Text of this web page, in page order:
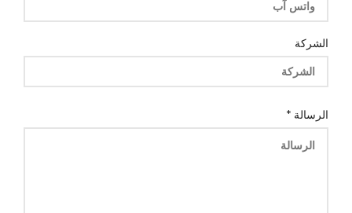
الشركة
آب
الاسم
الرسالة *